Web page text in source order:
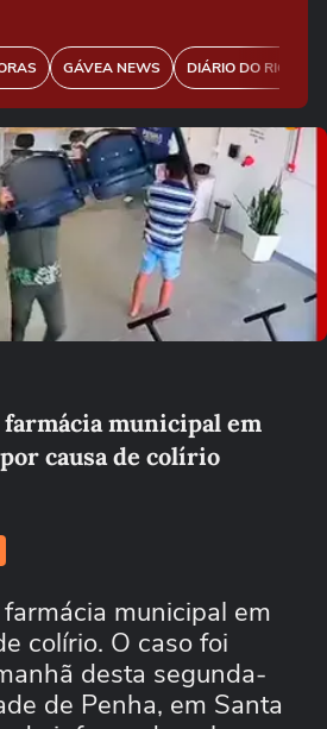
GÁVEA NEWS DIÁRIO DO RIO
reproduzir o vídeo
novamente
municipal em
causa de colírio
municipal em
colírio. O caso foi
desta segunda-
de Penha, em Santa